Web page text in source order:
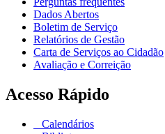
Dados Abertos
Boletim de Serviço
Relatórios de Gestão
Carta de Serviços ao Cidadão
Avaliação e Correição
Acesso Rápido
Calendários